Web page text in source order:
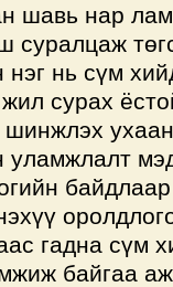
шавь нар
суралцаж
нь сүм
сурах
шинжлэх
гадна сүм
байгаа